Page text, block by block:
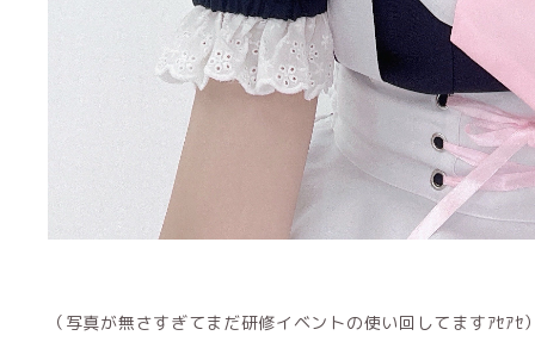
（写真が無さすぎてまだ研修イベントの使い回してますｱｾｱｾ